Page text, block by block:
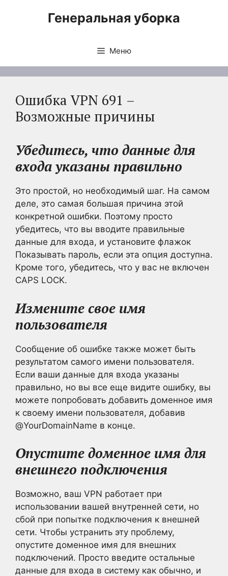
Генеральная уборка
Меню
Ошибка VPN 691 –
Возможные причины
Убедитесь, что данные для
входа указаны правильно
Это простой, но необходимый шаг. На самом
деле, это самая большая причина этой
конкретной ошибки. Поэтому просто
убедитесь, что вы вводите правильные
данные для входа, и установите флажок
Показывать пароль, если эта опция доступна.
Кроме того, убедитесь, что у вас не включен
CAPS LOCK.
Измените свое имя
пользователя
Сообщение об ошибке также может быть
результатом самого имени пользователя.
Если ваши данные для входа указаны
правильно, но вы все еще видите ошибку, вы
можете попробовать добавить доменное имя
к своему имени пользователя, добавив
@YourDomainName в конце.
Опустите доменное имя для
внешнего подключения
Возможно, ваш VPN работает при
использовании вашей внутренней сети, но
сбой при попытке подключения к внешней
сети. Чтобы устранить эту проблему,
опустите доменное имя для внешних
подключений. Просто введите остальные
данные для входа в систему как обычно, и